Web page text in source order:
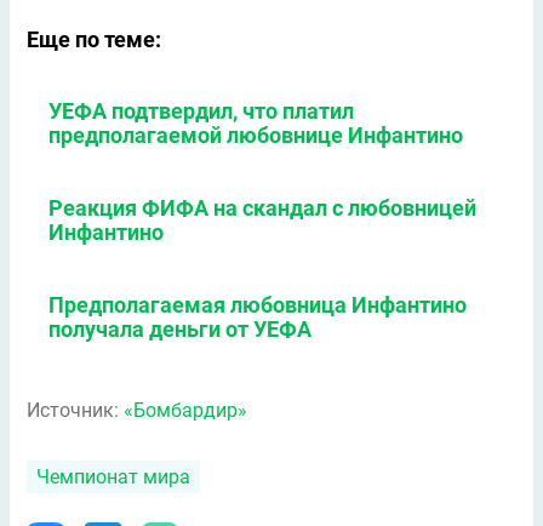
Еще по теме:
УЕФА подтвердил, что платил
предполагаемой любовнице Инфантино
Реакция ФИФА на скандал с любовницей
Инфантино
Предполагаемая любовница Инфантино
получала деньги от УЕФА
Источник: «Бомбардир»
Чемпионат мира